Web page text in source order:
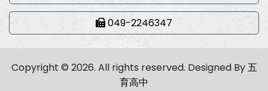
049-2246347
Copyright © 2026. All rights reserved. Designed By五
育高中